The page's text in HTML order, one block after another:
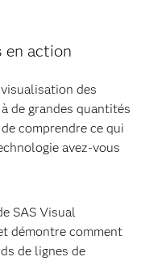
en action
des
de grandes quantités
comprendre ce qui
avez-vous
SAS Visual
démontre comment
de lignes de